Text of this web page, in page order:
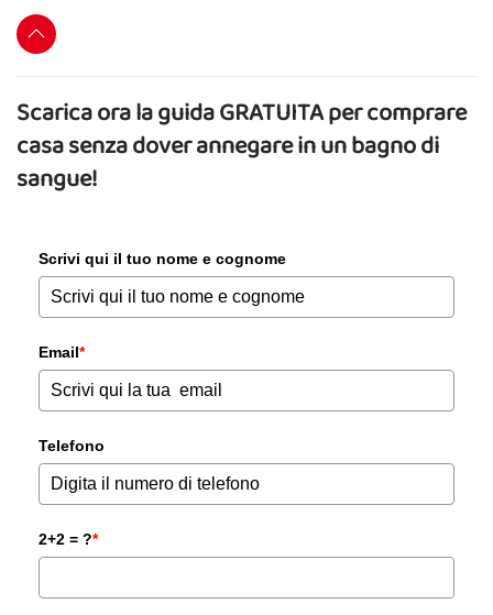
Scarica ora la guida GRATUITA per comprare
casa senza dover annegare in un bagno di
sangue!
Scrivi qui il tuo nome e cognome
Email*
Telefono
2+2 = ?*